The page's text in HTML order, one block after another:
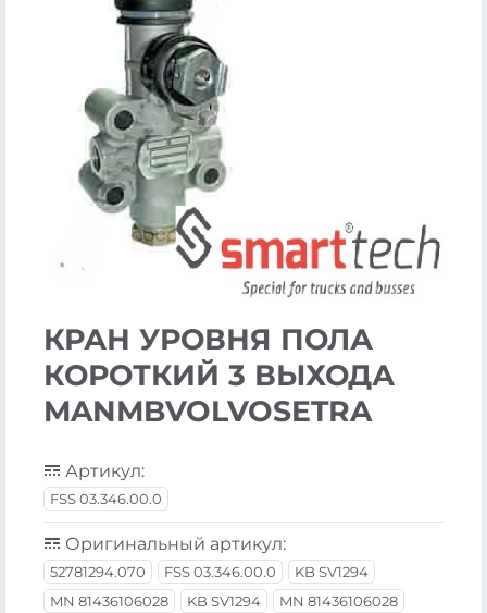
КРАН УРОВНЯ ПОЛА
КОРОТКИЙ 3 ВЫХОДА
MANMBVOLVOSETRA
Артикул:
FSS 03.346.00.0
Оригинальный артикул:
52781294.070 FSS 03.346.00.0
KB SV1294
MN 81436106028
KB SV1294
MN 81436106028